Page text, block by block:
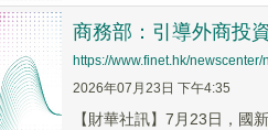
商務部：引導外商投
https://www.finet.hk/
2026年07月23日 下午4:35
【財華社訊】7月23日，國